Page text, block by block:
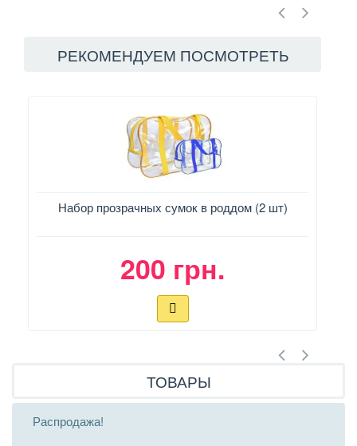
РЕКОМЕНДУЕМ ПОСМОТРЕТЬ
Набор прозрачных сумок в роддом (2 шт)
200 грн.
ТОВАРЫ
Распродажа!